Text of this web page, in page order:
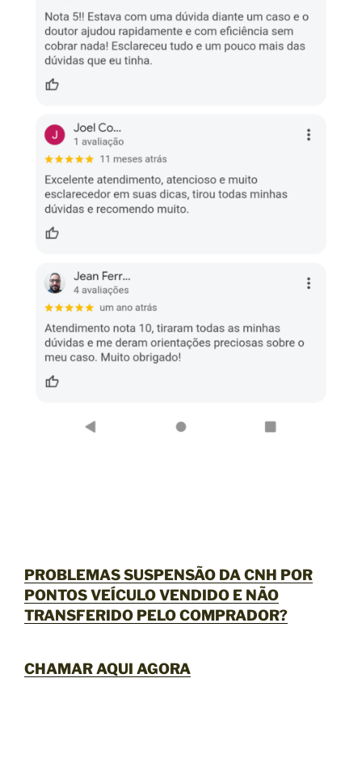
PROBLEMAS SUSPENSÃO DA CNH POR
PONTOS VEÍCULO VENDIDO E NÃO
TRANSFERIDO PELO COMPRADOR?
CHAMAR AQUI AGORA